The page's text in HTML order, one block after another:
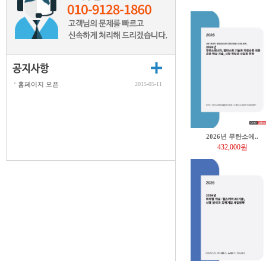
홈페이지 오픈 2015-05-11
2026년 무탄소에..
432,000원